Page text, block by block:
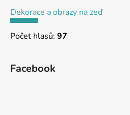
Dekorace a obrazy na zeď
Počet hlasů: 97
Facebook